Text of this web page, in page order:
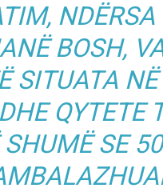
BOSH,
SITUATA NË
QYTETE
SHUMË SE